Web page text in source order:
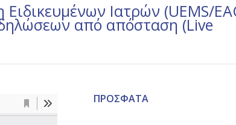
Ιατρών (UEMS/
από απόσταση (Live
ΠΡΟΣΦΑΤΑ